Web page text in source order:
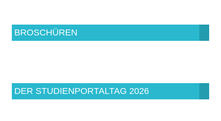
BROSCHÜREN
DER STUDIENPORTALTAG 2026